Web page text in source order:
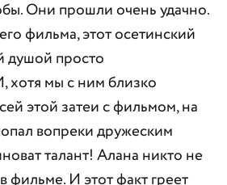
Они прошли очень удачно.
фильма, этот осетинский
душой просто
хотя мы с ним близко
этой затеи с фильмом, на
вопреки дружеским
талант! Алана никто не
фильме. И этот факт греет